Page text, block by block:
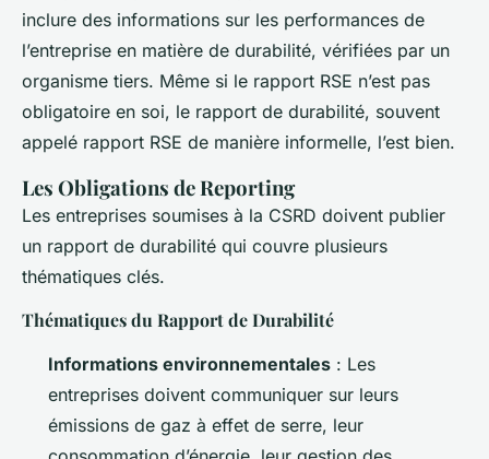
inclure des informations sur les performances de
l’entreprise en matière de durabilité, vérifiées par un
organisme tiers. Même si le rapport RSE n’est pas
obligatoire en soi, le rapport de durabilité, souvent
appelé rapport RSE de manière informelle, l’est bien.
Les Obligations de Reporting
Les entreprises soumises à la CSRD doivent publier
un rapport de durabilité qui couvre plusieurs
thématiques clés.
Thématiques du Rapport de Durabilité
Informations environnementales : Les
entreprises doivent communiquer sur leurs
émissions de gaz à effet de serre, leur